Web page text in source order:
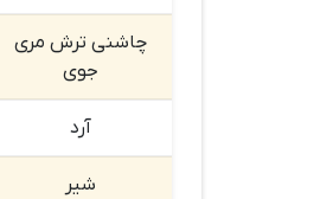
چاشنی ترش مری
جوی
آرد
شیر